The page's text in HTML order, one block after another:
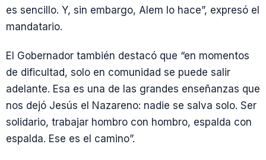
es sencillo. Y, sin embargo, Alem lo hace”, expresó el
mandatario.
El Gobernador también destacó que “en momentos
de dificultad, solo en comunidad se puede salir
adelante. Esa es una de las grandes enseñanzas que
nos dejó Jesús el Nazareno: nadie se salva solo. Ser
solidario, trabajar hombro con hombro, espalda con
espalda. Ese es el camino”.